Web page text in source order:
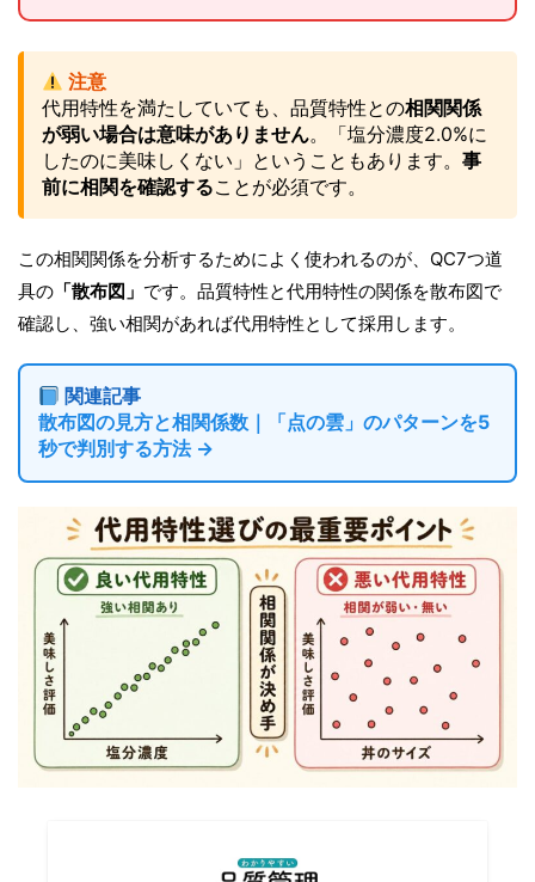
注意
代用特性を満たしていても、品質特性との相関関係
が弱い場合は意味がありません。「塩分濃度2.0%に
したのに美味しくない」ということもあります。 事
前に相関を確認することが必須です。
この相関関係を分析するためによく使われるのが、QC7つ道
具の 「散布図」 です。品質特性と代用特性の関係を散布図で
確認し、強い相関があれば代用特性として採用します。
関連記事
散布図の見方と相関係数｜「点の雲」のパターンを5
秒で判別する方法 →